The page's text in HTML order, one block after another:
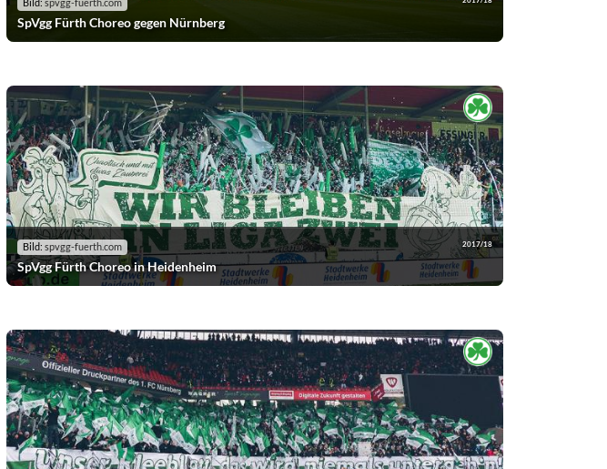
Bild: spvgg-fuerth.com
SpVgg Fürth Choreo gegen Nürnberg
Bild: spvgg-fuerth.com 2017/18
SpVgg Fürth Choreo in Heidenheim